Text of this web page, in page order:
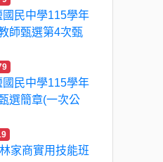
民中學115學年
師甄選第4次甄
民中學115學年
選簡章(一次公
家商實用技能班